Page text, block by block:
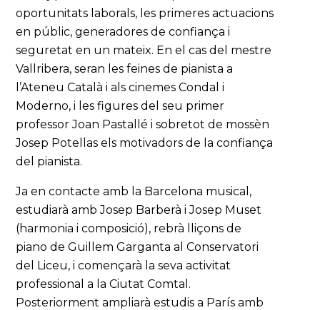
oportunitats laborals, les primeres actuacions
en públic, generadores de confiança i
seguretat en un mateix. En el cas del mestre
Vallribera, seran les feines de pianista a
l’Ateneu Català i als cinemes Condal i
Moderno, i les figures del seu primer
professor Joan Pastallé i sobretot de mossèn
Josep Potellas els motivadors de la confiança
del pianista.
Ja en contacte amb la Barcelona musical,
estudiarà amb Josep Barberà i Josep Muset
(harmonia i composició), rebrà lliçons de
piano de Guillem Garganta al Conservatori
del Liceu, i començarà la seva activitat
professional a la Ciutat Comtal.
Posteriorment ampliarà estudis a París amb